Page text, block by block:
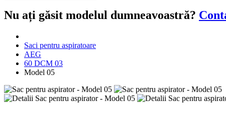
Nu ați găsit modelul dumneavoastră?
Saci pentru aspiratoare
AEG
60 DCM 03
Model 05